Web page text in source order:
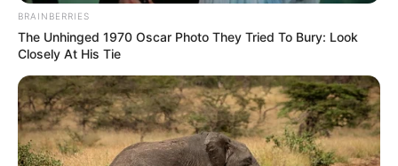
BRAINBERRIES
The Unhinged 1970 Oscar Photo They Tried To Bury: Look
Closely At His Tie